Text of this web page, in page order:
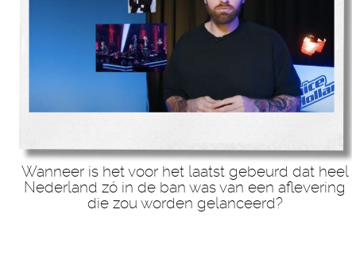
Wanneer is het voor het laatst gebeurd dat heel
Nederland zó in de ban was van een aflevering
die zou worden gelanceerd?